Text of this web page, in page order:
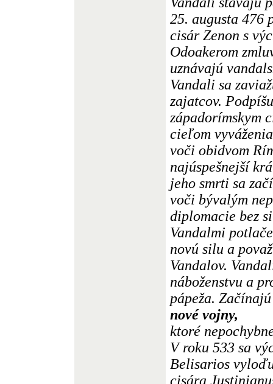
25. augusta 476
cisár Zenon s
Odoakerom
uznávajú
Vandali sa
zajatcov.
západorímskym
cieľom
voči obidvom
najúspešnejší
jeho smrti sa
voči bývalým
diplomacie bez
Vandalmi
novú silu a
Vandalov.
náboženstvu a
pápeža. Začínajú
nové vojny,
ktoré
V roku 533 sa
Belisarios
cisára